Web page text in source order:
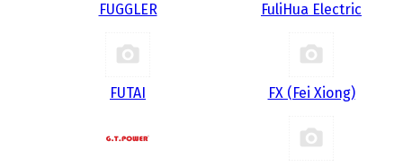
FUGGLER FuliHua Electric
FUTAI FX (Fei Xiong)